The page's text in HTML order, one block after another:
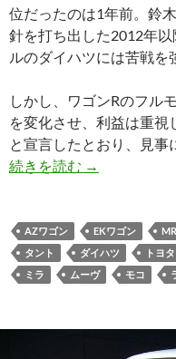
位だったのは1年前。鈴
針を打ち出した2012年
ルのダイハツには苦戦を
しかし、ワゴンRのフル
を変化させ、利益は重視
と宣言したとおり、見事
続きを読む →
AZワゴン EKワゴン
タント
ダイハツ トヨタ
ミラ
ムーヴ モコ